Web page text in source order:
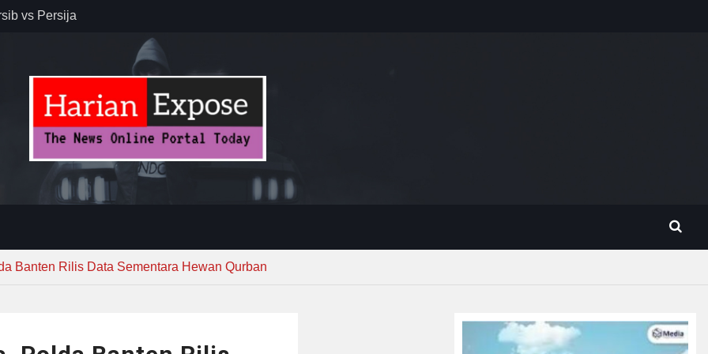
vs Persija
– Banjar
MUI ke
Banten Rilis Data Sementara Hewan Qurban